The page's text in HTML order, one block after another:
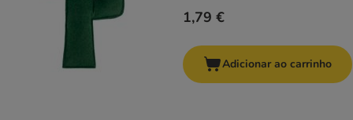
1,79 €
Adicionar ao carrinho